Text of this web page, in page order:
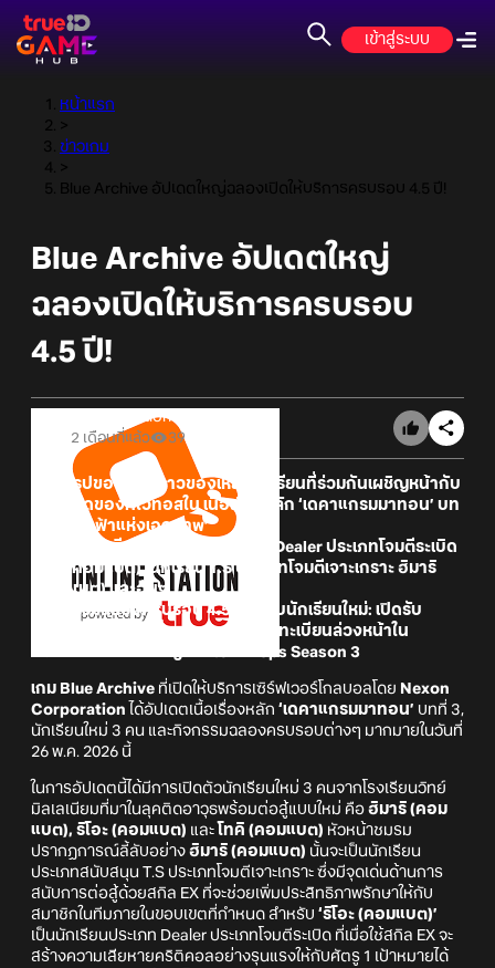
เข้าสู่ระบบ
หน้าแรก
>
ข่าวเกม
>
Blue Archive อัปเดตใหญ่ฉลองเปิดให้บริการครบรอบ 4.5 ปี!
Blue Archive อัปเดตใหญ่
ฉลองเปิดให้บริการครบรอบ
4.5 ปี!
Online Station
2 เดือนที่แล้ว
39
- บทสรุปของเรื่องราวของเหล่านักเรียนที่ร่วมกันเผชิญหน้ากับ
จุดสิ้นสุดของคิโวทอสใน เนื้อเรื่องหลัก ‘เดคาแกรมมาทอน’ บท
ที่ 3 ‘ท้องฟ้าแห่งเอกภาพ’
- พบกับนักเรียนใหม่ 3 คน: นักเรียน Dealer ประเภทโจมตีระเบิด
ริโอะ (คอมแบต), นักเรียน T.S ประเภทโจมตีเจาะเกราะ ฮิมาริ
(คอมแบต) และอื่นๆ
- กิจกรรมฉลองครบรอบ 4.5 ปีลุ้นรับนักเรียนใหม่: เปิดรับ
นักเรียนฟรี 100 ครั้ง, ของรางวัลลงทะเบียนล่วงหน้าใน
จดหมาย และแคมเปญ Twitch Drops Season 3
เกม Blue Archive ที่เปิดให้บริการเซิร์ฟเวอร์โกลบอลโดย Nexon
Corporation ได้อัปเดตเนื้อเรื่องหลัก ‘เดคาแกรมมาทอน’ บทที่ 3,
นักเรียนใหม่ 3 คน และกิจกรรมฉลองครบรอบต่างๆ มากมายในวันที่
26 พ.ค. 2026 นี้
ในการอัปเดตนี้ได้มีการเปิดตัวนักเรียนใหม่ 3 คนจากโรงเรียนวิทย์
มิลเลเนียมที่มาในลุคติดอาวุธพร้อมต่อสู้แบบใหม่ คือ ฮิมาริ (คอม
แบต), ริโอะ (คอมแบต) และ โทคิ (คอมแบต) หัวหน้าชมรม
ปรากฏการณ์ลี้ลับอย่าง ฮิมาริ (คอมแบต) นั้นจะเป็นนักเรียน
ประเภทสนับสนุน T.S ประเภทโจมตีเจาะเกราะ ซึ่งมีจุดเด่นด้านการ
สนับการต่อสู้ด้วยสกิล EX ที่จะช่วยเพิ่มประสิทธิภาพรักษาให้กับ
สมาชิกในทีมภายในขอบเขตที่กำหนด สำหรับ ‘ริโอะ (คอมแบต)’
เป็นนักเรียนประเภท Dealer ประเภทโจมตีระเบิด ที่เมื่อใช้สกิล EX จะ
สร้างความเสียหายคริติคอลอย่างรุนแรงให้กับศัตรู 1 เป้าหมายได้